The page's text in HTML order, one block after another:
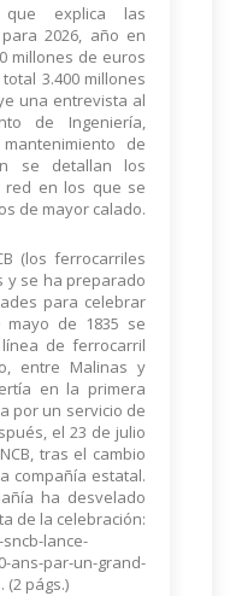
que explica las
2026, año en
millones de euros
3.400 millones
una entrevista al
de Ingeniería,
de
se detallan los
red en los que se
de mayor calado.
(los ferrocarriles
y se ha preparado
para celebrar
de 1835 se
de ferrocarril
entre Malinas y
en la primera
por un servicio de
el 23 de julio
tras el cambio
compañía estatal.
ha desvelado
de la celebración:
lance-
ans-par-un-grand-
(2 págs.)